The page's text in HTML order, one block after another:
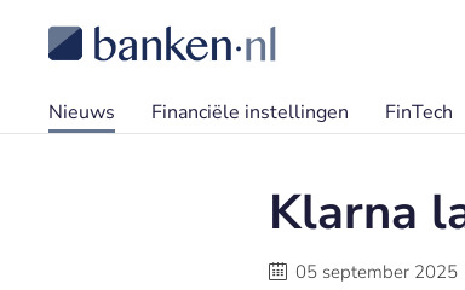
Nieuws Financiële instellingen FinTech
Klarna
05 september 2025